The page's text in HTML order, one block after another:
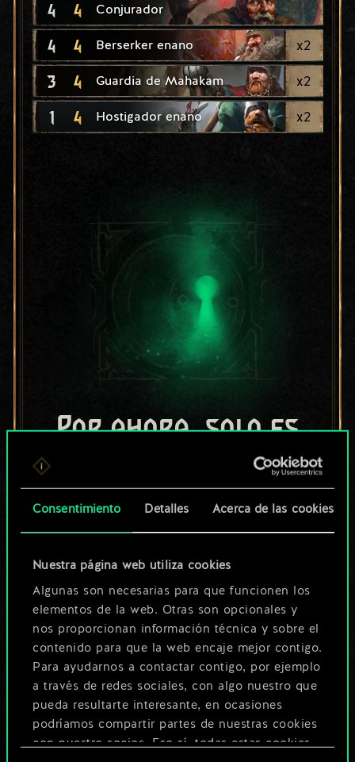
Consentimiento Detalles Acerca de las cookies
Nuestra página web utiliza cookies
Algunas son necesarias para que funcionen los
elementos de la web. Otras son opcionales y
nos proporcionan información técnica y sobre el
contenido para que la web encaje mejor contigo.
Para ayudarnos a contactar contigo, por ejemplo
a través de redes sociales, con algo nuestro que
pueda resultarte interesante, en ocasiones
podríamos compartir partes de nuestras cookies
con nuestro socios. Eso sí, todas estas cookies
4 4 Conjurador
4 4 Berserker enano x2
3 4 Guardia de Mahakam x2
1 4 Hostigador enano x2
Por ahora, solo es
un conjunto de
cartas compartido.
¡Pero puede llegar a
ser mucho más!
Poner nombre a esta baraja y crear
una guía
O